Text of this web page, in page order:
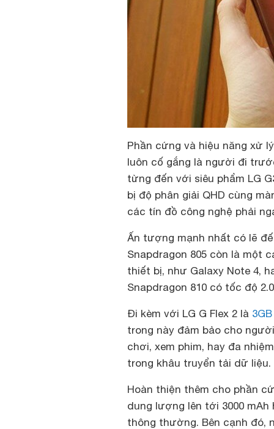
Phần cứng và hiệu năng xử
luôn cố gắng là người đi
từng đến với siêu phẩm LG
bị độ phân giải QHD cùng
các tín đồ công nghệ phải
Ấn tượng mạnh nhất có lẽ
Snapdragon 805 còn là một
thiết bị, như Galaxy Note 4,
Snapdragon 810 có tốc độ
Đi kèm với LG G Flex 2 là
trong này đảm bảo cho
chơi, xem phim, hay đa
trong khâu truyển tải dữ liệu.
Hoàn thiện thêm cho phần
dung lượng lên tới 3000
thông thường. Bên cạnh đó,